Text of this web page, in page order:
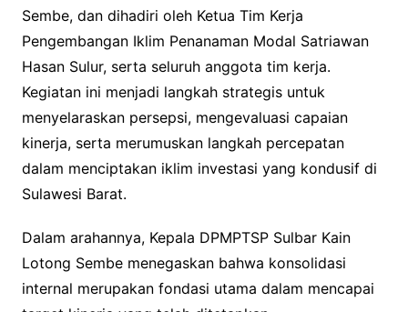
Sembe, dan dihadiri oleh Ketua Tim Kerja
Pengembangan Iklim Penanaman Modal Satriawan
Hasan Sulur, serta seluruh anggota tim kerja.
Kegiatan ini menjadi langkah strategis untuk
menyelaraskan persepsi, mengevaluasi capaian
kinerja, serta merumuskan langkah percepatan
dalam menciptakan iklim investasi yang kondusif di
Sulawesi Barat.
Dalam arahannya, Kepala DPMPTSP Sulbar Kain
Lotong Sembe menegaskan bahwa konsolidasi
internal merupakan fondasi utama dalam mencapai